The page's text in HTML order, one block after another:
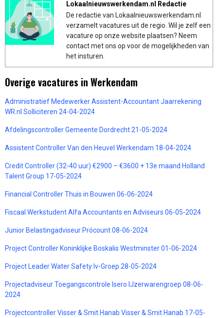
Lokaalnieuwswerkendam.nl Redactie
De redactie van Lokaalnieuwswerkendam.nl
verzamelt vacatures uit de regio. Wil je zelf een
vacature op onze website plaatsen? Neem
contact met ons op voor de mogelijkheden van
het insturen.
Overige vacatures in Werkendam
Administratief Medewerker Assistent-Accountant Jaarrekening
WR.nl Solliciteren 24-04-2024
Afdelingscontroller Gemeente Dordrecht 21-05-2024
Assistent Controller Van den Heuvel Werkendam 18-04-2024
Credit Controller (32-40 uur) €2900 – €3600 + 13e maand Holland
Talent Group 17-05-2024
Financial Controller Thuis in Bouwen 06-06-2024
Fiscaal Werkstudent Alfa Accountants en Adviseurs 06-05-2024
Junior Belastingadviseur Prócount 08-06-2024
Project Controller Koninklijke Boskalis Westminster 01-06-2024
Project Leader Water Safety Iv-Groep 28-05-2024
Projectadviseur Toegangscontrole Isero IJzerwarengroep 08-06-
2024
Projectcontroller Visser & Smit Hanab Visser & Smit Hanab 17-05-